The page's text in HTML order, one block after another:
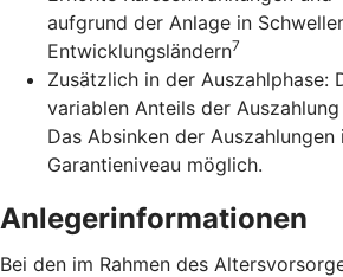
aufgrund der Anlage in
Entwicklungsländern7
Zusätzlich in der Auszahlphase:
variablen Anteils der
Das Absinken der
Garantieniveau möglich.
Anlegerinformationen
Bei den im Rahmen des